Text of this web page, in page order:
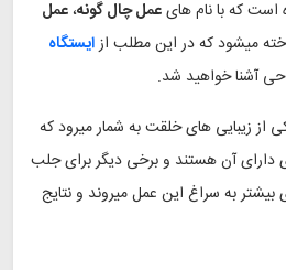
است که با نام هایعمل چال گونه،عمل
میشود که در این مطلب ازایستگاه
آشنا خواهید شد.
از زیبایی های خلقت به شمار میرود که
دارای آن هستند و برخی دیگر برای جلب
بیشتر به سراغ این عمل میروند و نتایج